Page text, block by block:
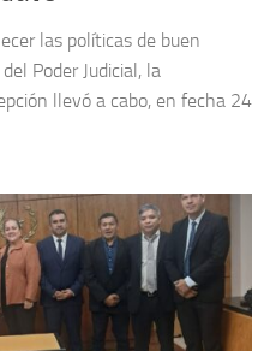
las políticas de buen
Poder Judicial, la
llevó a cabo, en fecha 24